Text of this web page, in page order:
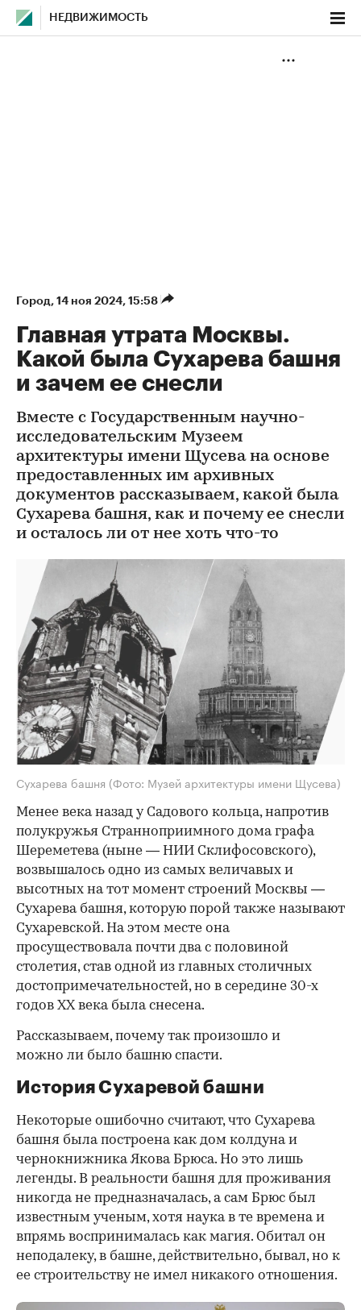
НЕДВИЖИМОСТЬ
Город⁠, 14 ноя 2024, 15:58
Главная утрата Москвы.
Какой была Сухарева башня
и зачем ее снесли
Вместе с Государственным научно-
исследовательским Музеем
архитектуры имени Щусева на основе
предоставленных им архивных
документов рассказываем, какой была
Сухарева башня, как и почему ее снесли
и осталось ли от нее хоть что-то
Сухарева башня (Фото: Музей архитектуры имени Щусева)
Менее века назад у Садового кольца, напротив
полукружья Странноприимного дома графа
Шереметева (ныне — НИИ Склифосовского),
возвышалось одно из самых величавых и
высотных на тот момент строений Москвы —
Сухарева башня, которую порой также называют
Сухаревской. На этом месте она
просуществовала почти два с половиной
столетия, став одной из главных столичных
достопримечательностей, но в середине 30-х
годов XX века была снесена.
Рассказываем, почему так произошло и
можно ли было башню спасти.
История Сухаревой башни
Некоторые ошибочно считают, что Сухарева
башня была построена как дом колдуна и
чернокнижника Якова Брюса. Но это лишь
легенды. В реальности башня для проживания
никогда не предназначалась, а сам Брюс был
известным ученым, хотя наука в те времена и
впрямь воспринималась как магия. Обитал он
неподалеку, в башне, действительно, бывал, но к
ее строительству не имел никакого отношения.